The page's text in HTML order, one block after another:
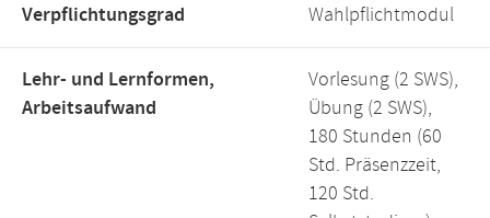
Verpflichtungsgrad
Wahlpflichtmodul
Lehr- und Lernformen,
Arbeitsaufwand
Vorlesung (2 SWS),
Übung (2 SWS),
180 Stunden (60
Std. Präsenzzeit,
120 Std.